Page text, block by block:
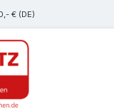
€ (DE)